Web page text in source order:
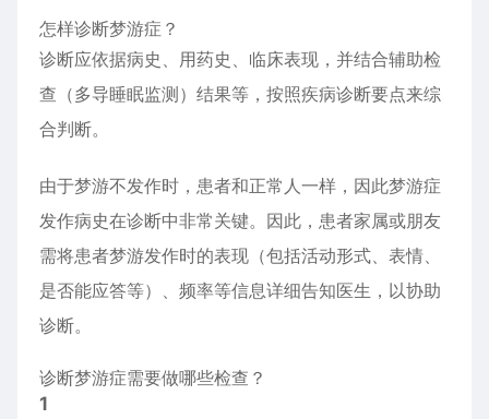
怎样诊断梦游症？
诊断应依据病史、用药史、临床表现，并结合辅助检
查（多导睡眠监测）结果等，按照疾病诊断要点来综
合判断。
由于梦游不发作时，患者和正常人一样，因此梦游症
发作病史在诊断中非常关键。因此，患者家属或朋友
需将患者梦游发作时的表现（包括活动形式、表情、
是否能应答等）、频率等信息详细告知医生，以协助
诊断。
诊断梦游症需要做哪些检查？
1